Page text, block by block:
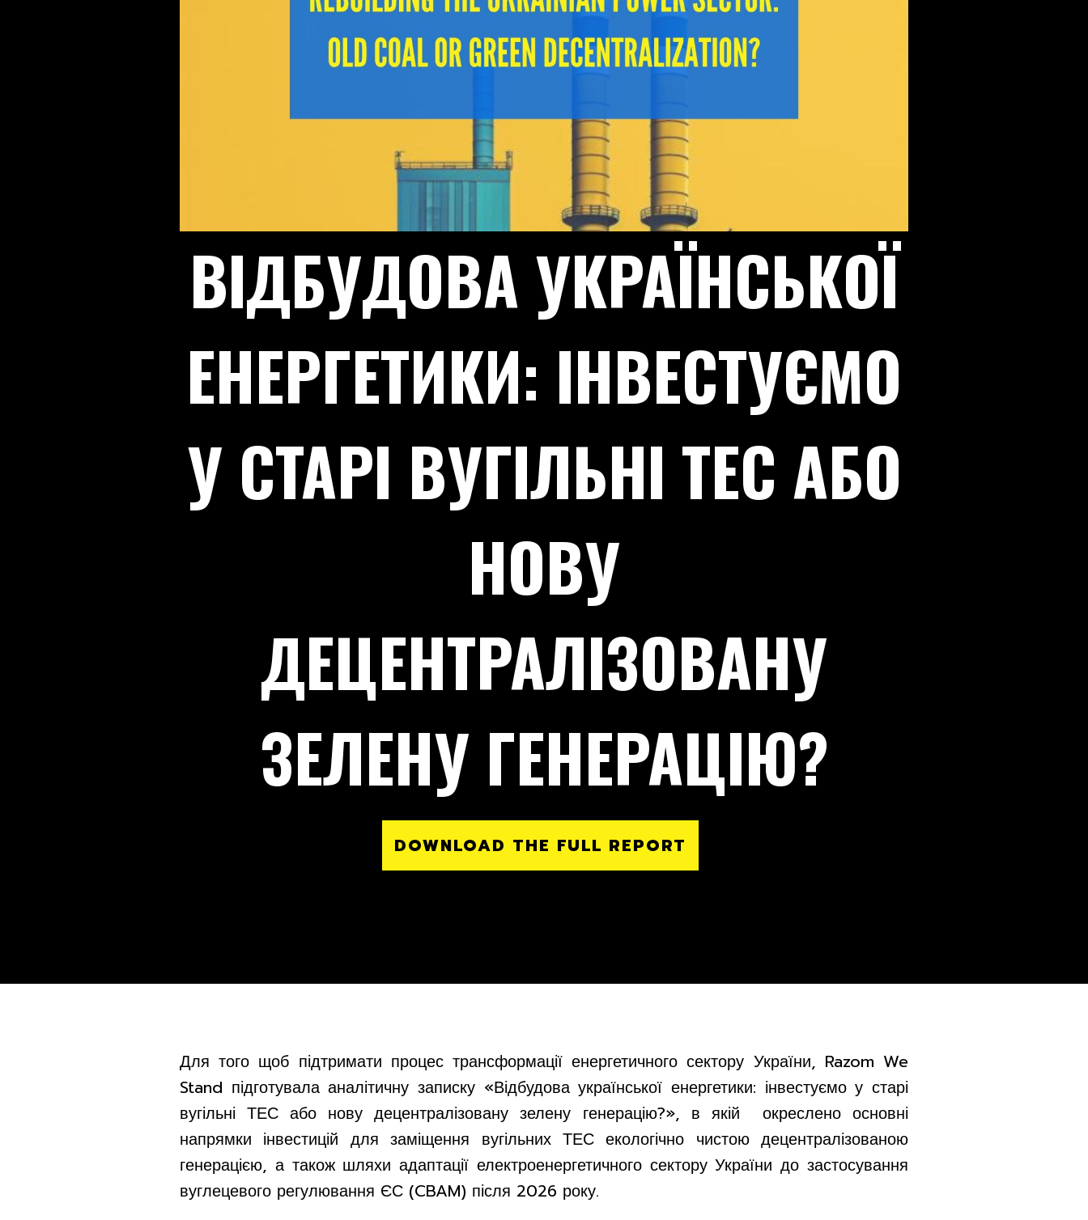
ВІДБУДОВА УКРАЇНСЬКОЇ
ЕНЕРГЕТИКИ: ІНВЕСТУЄМО
У СТАРІ ВУГІЛЬНІ ТЕС АБО
НОВУ
ДЕЦЕНТРАЛІЗОВАНУ
ЗЕЛЕНУ ГЕНЕРАЦІЮ?
DOWNLOAD THE FULL REPORT
Для того щоб підтримати процес трансформації енергетичного сектору України, Razom We
Stand підготувала аналітичну записку «Відбудова української енергетики: інвестуємо у старі
вугільні ТЕС або нову децентралізовану зелену генерацію?», в якій окреслено основні
напрямки інвестицій для заміщення вугільних ТЕС екологічно чистою децентралізованою
генерацією, а також шляхи адаптації електроенергетичного сектору України до застосування
вуглецевого регулювання ЄС (CBAM) після 2026 року.